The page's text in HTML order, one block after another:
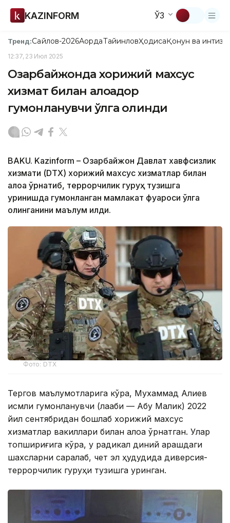
KAZINFORM ЎЗ
Тренд:Сайлов-2026АқордаТайинловҲодисаҚонун ва
12:37, 23 Июл 2025
Озарбайжонда хорижий махсус
хизмат билан алоқадор
гумонланувчи қўлга олинди
BAKU. Kazinform – Озарбайжон Давлат хавфсизлик
хизмати (DTX) хорижий махсус хизматлар билан
алоқа ўрнатиб, террорчилик гуруҳ тузишга
уринишда гумонланган мамлакат фуқароси қўлга
олинганини маълум қилди.
Фото: DTX
Тергов маълумотларига кўра, Мухаммад Алиев
исмли гумонланувчи (лақаби — Абу Малик) 2022
йил сентябридан бошлаб хорижий махсус
хизматлар вакиллари билан алоқа ўрнатган. Улар
топшириғига кўра, у радикал диний қарашдаги
шахсларни саралаб, чет эл ҳудудида диверсия-
террорчилик гуруҳи тузишга уринган.